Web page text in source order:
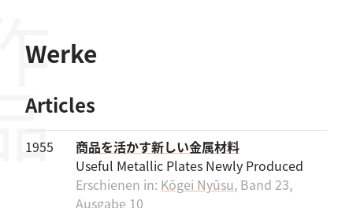
Werke
Articles
1955
商品を活かす新しい金属材料
Useful Metallic Plates Newly Produced
Erschienen in: Kōgei Nyūsu, Band 23,
Ausgabe 10